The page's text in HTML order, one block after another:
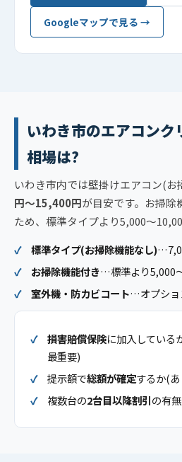
Googleマップで見る →
いわき市のエアコンク
相場は?
いわき市内では壁掛けエアコン(お
円〜15,400円が目安です。お掃除
ため、標準タイプより5,000〜
標準タイプ(お掃除機能なし)
お掃除機能付き…標準より5,000
室外機・防カビコート…オプショ
損害賠償保険に加入している
最重要)
提示額で総額が確定するか(
複数台の2台目以降割引の有無